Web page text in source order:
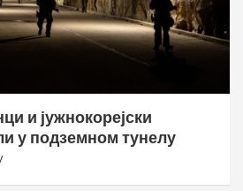
и јужнокорејски
у подземном тунелу